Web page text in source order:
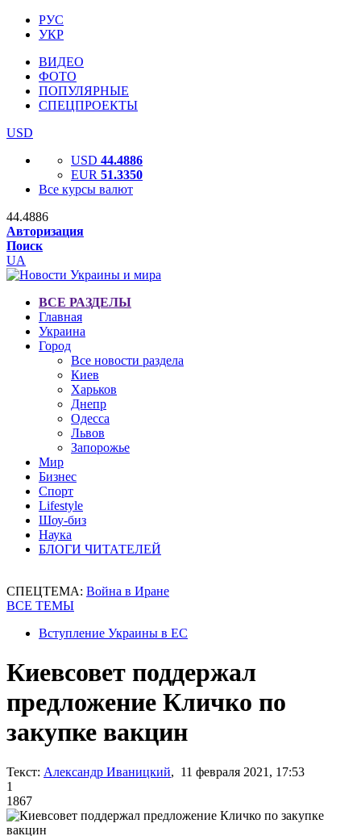
РУС
УКР
ВИДЕО
ФОТО
ПОПУЛЯРНЫЕ
СПЕЦПРОЕКТЫ
USD
USD 44.4886
EUR 51.3350
Все курсы валют
44.4886
Авторизация
Поиск
UA
ВСЕ РАЗДЕЛЫ
Главная
Украина
Город
Все новости раздела
Киев
Харьков
Днепр
Одесса
Львов
Запорожье
Мир
Бизнес
Спорт
Lifestyle
Шоу-биз
Наука
БЛОГИ ЧИТАТЕЛЕЙ
СПЕЦТЕМА: Война в Иране
ВСЕ ТЕМЫ
Вступление Украины в ЕС
Киевсовет поддержал
предложение Кличко по
закупке вакцин
Текст: Александр Иваницкий, 11 февраля 2021, 17:53
1
1867